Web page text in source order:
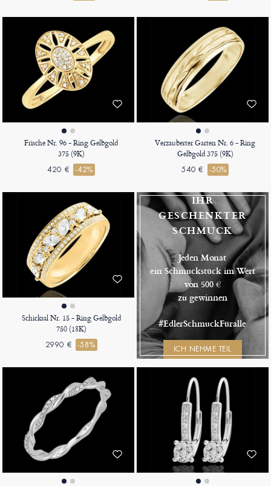
Frische Nr. 96 - Ring Gelbgold
375 (9K)
420 € -42%
Verzauberter Garten Nr. 6 - Ring
Gelbgold 375 (9K)
540 € -50%
Schicksal Nr. 15 - Ring Gelbgold
750 (18K)
2990 € -58%
IHR
GESCHENKTER
SCHMUCK
Jeden Monat
ein Schmuckstück im Wert
von 500 €
zu gewinnen
#EdlerSchmuckFüralle
ICH NEHME TEIL